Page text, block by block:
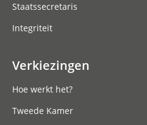
Staatssecretaris
Integriteit
Verkiezingen
Hoe werkt het?
Tweede Kamer